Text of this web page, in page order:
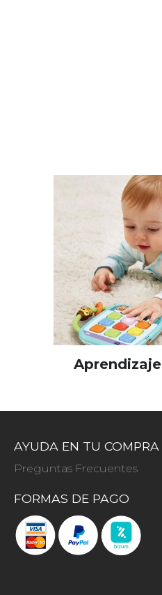
AYUDA EN TU COMPRA
Preguntas Frecuentes
FORMAS DE PAGO